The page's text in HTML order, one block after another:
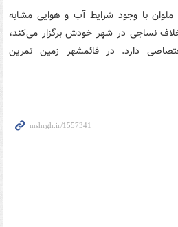
با وجود شرایط آب و هوایی مشابه
نساجی در شهر خودش برگزار می‌کند،
دارد. در قائمشهر زمین تمرین